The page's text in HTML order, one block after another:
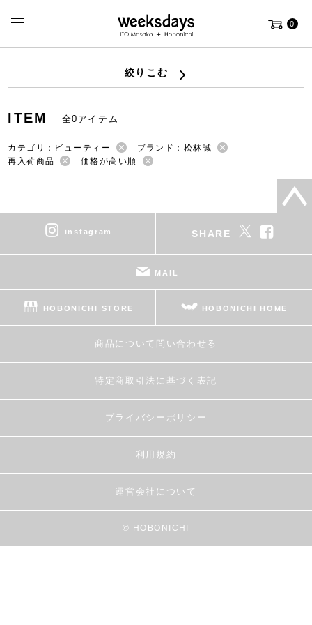
0
絞りこむ
ITEM 全0アイテム
カテゴリ：ビューティー
ブランド：松林誠
再入荷商品
価格が高い順
instagram SHARE
MAIL
HOBONICHI STORE HOBONICHI HOME
商品について問い合わせる
特定商取引法に基づく表記
プライバシーポリシー
利用規約
運営会社について
© HOBONICHI